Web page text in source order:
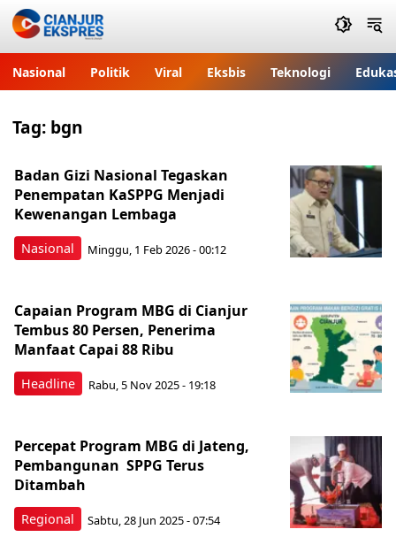
Nasional Politik Viral Eksbis Teknologi
Tag: bgn
Nasional
Badan Gizi Nasional Tegaskan
Penempatan KaSPPG Menjadi
Kewenangan Lembaga
Minggu, 1 Feb 2026 - 00:12
Headline
Capaian Program MBG di Cianjur
Tembus 80 Persen, Penerima
Manfaat Capai 88 Ribu
Rabu, 5 Nov 2025 - 19:18
Regional
Percepat Program MBG di Jateng,
Pembangunan SPPG Terus
Ditambah
Sabtu, 28 Jun 2025 - 07:54